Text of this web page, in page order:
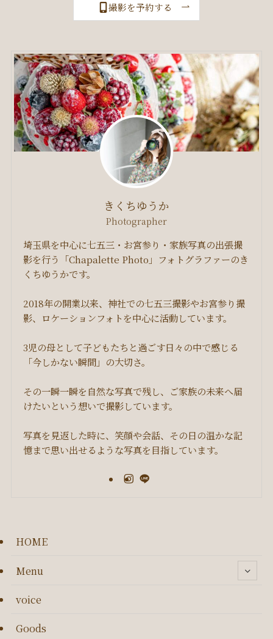
撮影を予約する
きくちゆうか
Photographer
埼玉県を中心に七五三・お宮参り・家族写真の出張撮
影を行う「Chapalette Photo」フォトグラファーのき
くちゆうかです。
2018年の開業以来、神社での七五三撮影やお宮参り撮
影、ロケーションフォトを中心に活動しています。
3児の母として子どもたちと過ごす日々の中で感じる
「今しかない瞬間」の大切さ。
その一瞬一瞬を自然な写真で残し、ご家族の未来へ届
けたいという想いで撮影しています。
写真を見返した時に、笑顔や会話、その日の温かな記
憶まで思い出せるような写真を目指しています。
HOME
Menu
voice
Goods